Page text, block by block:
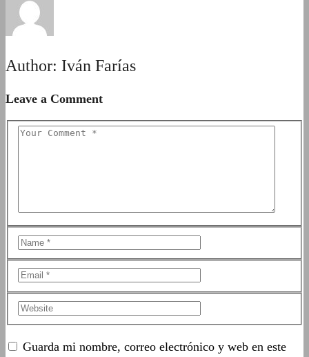
Author: Iván Farías
Leave a Comment
Guarda mi nombre, correo electrónico y web en este